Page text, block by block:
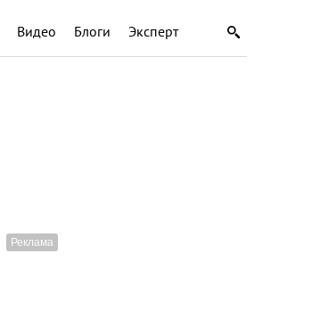
Видео Блоги Эксперт